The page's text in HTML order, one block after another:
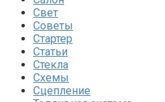
Свет
Советы
Стартер
Статьи
Стекла
Схемы
Сцепление